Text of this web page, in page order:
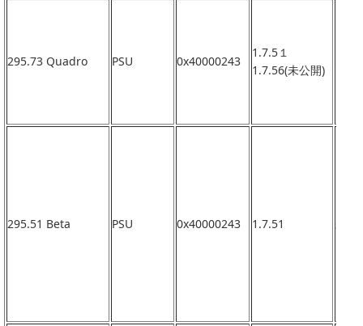
295.73 Quadro PSU 0x40000243
1.7.5１
1.7.56(未公開)
295.51 Beta PSU 0x40000243 1.7.51 未確